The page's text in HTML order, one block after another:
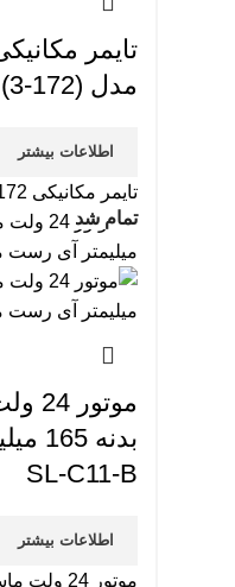
مدل (172-3)
اطلاعات بیشتر
تایمر مکانیکی HK25MJ172 مدل (172-3)
تمام شد
SL-C11-B
اطلاعات بیشتر